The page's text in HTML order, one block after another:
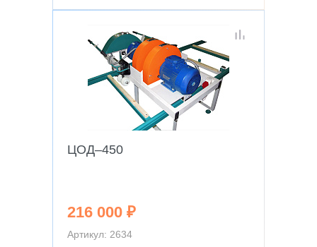
ЦОД–450
216 000 ₽
Артикул: 2634